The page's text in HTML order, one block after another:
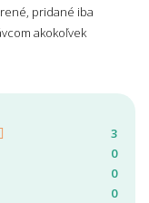
pridané iba
akokoľvek
3
0
0
0